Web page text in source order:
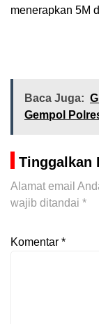
menerapkan 5M
Baca Juga:
Gempol
Tinggalkan
Alamat email
wajib ditandai *
Komentar *